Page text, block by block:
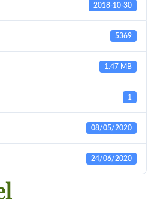
2018-10-30
5369
1.47 MB
1
08/05/2020
24/06/2020